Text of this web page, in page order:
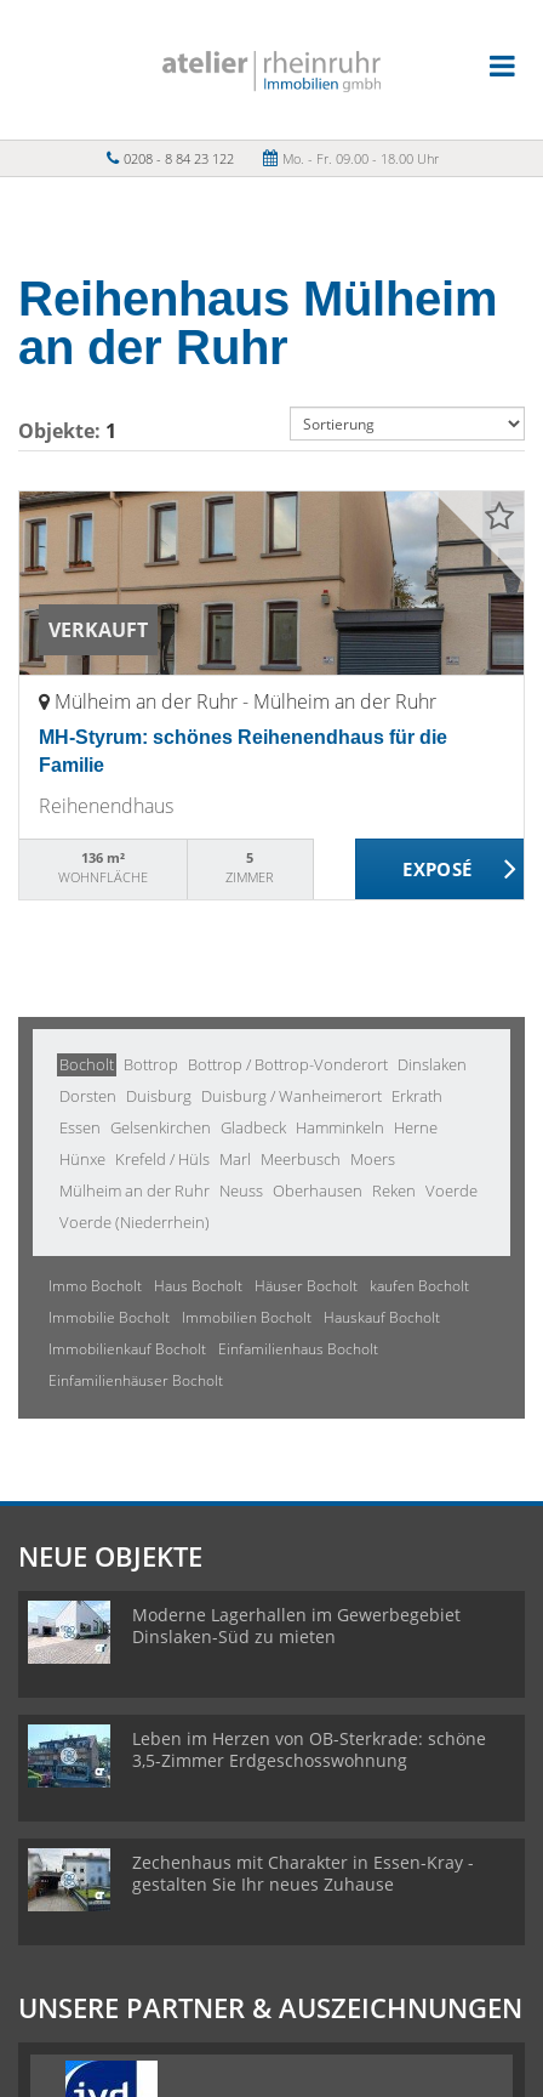
0208 - 8 84 23 122 Mo. - Fr. 09.00 - 18.00 Uhr
Reihenhaus Mülheim
an der Ruhr
Objekte: 1
VERKAUFT
Mülheim an der Ruhr - Mülheim an der Ruhr
MH-Styrum: schönes Reihenendhaus für die
Familie
Reihenendhaus
136 m²
WOHNFLÄCHE
5
ZIMMER
Bocholt Bottrop Bottrop / Bottrop-Vonderort Dinslaken
Dorsten Duisburg Duisburg / Wanheimerort Erkrath
Essen Gelsenkirchen Gladbeck Hamminkeln Herne
Hünxe Krefeld / Hüls Marl Meerbusch Moers
Mülheim an der Ruhr Neuss Oberhausen Reken Voerde
Voerde (Niederrhein)
Immo Bocholt Haus Bocholt Häuser Bocholt
kaufen Bocholt
Immobilie Bocholt
Immobilien Bocholt
Hauskauf Bocholt
Immobilienkauf Bocholt
Einfamilienhaus Bocholt
Einfamilienhäuser Bocholt
NEUE OBJEKTE
Moderne Lagerhallen im Gewerbegebiet
Dinslaken-Süd zu mieten
Leben im Herzen von OB-Sterkrade: schöne
3,5-Zimmer Erdgeschosswohnung
Zechenhaus mit Charakter in Essen-Kray -
gestalten Sie Ihr neues Zuhause
UNSERE PARTNER & AUSZEICHNUNGEN